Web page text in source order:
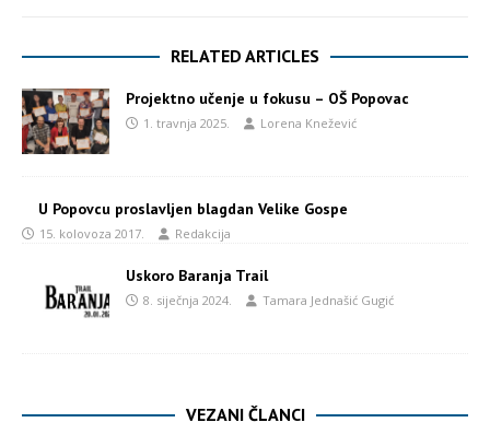
RELATED ARTICLES
Projektno učenje u fokusu – OŠ Popovac
1. travnja 2025. Lorena Knežević
U Popovcu proslavljen blagdan Velike Gospe
15. kolovoza 2017. Redakcija
Uskoro Baranja Trail
8. siječnja 2024. Tamara Jednašić Gugić
VEZANI ČLANCI